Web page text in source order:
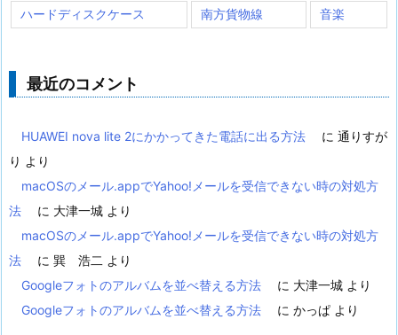
ハードディスクケース 南方貨物線 音楽
最近のコメント
HUAWEI nova lite 2にかかってきた電話に出る方法 に 通りすが
り より
macOSのメール.appでYahoo!メールを受信できない時の対処方
法
に 大津一城 より
macOSのメール.appでYahoo!メールを受信できない時の対処方
法
に 巽 浩二 より
Googleフォトのアルバムを並べ替える方法
に 大津一城 より
Googleフォトのアルバムを並べ替える方法
に かっぱ より